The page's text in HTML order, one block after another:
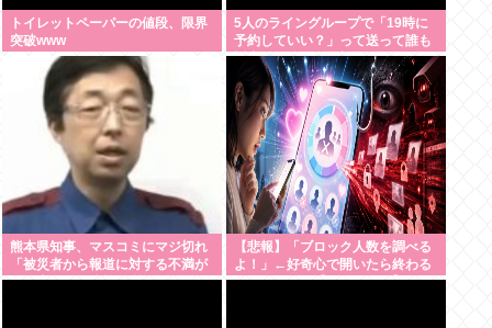
トイレットペーパーの値段、限界
突破www
5人のライングループで「19時に
予約していい？」って送って誰も
返事しないから無視でいいよね？
熊本県知事、マスコミにマジ切れ
「被災者から報道に対する不満が
県に来てる、遺族の所に押しかけ
【悲報】「ブロック人数を調べる
よ！」←好奇心で開いたら終わる
サイトだった【HotTweets】